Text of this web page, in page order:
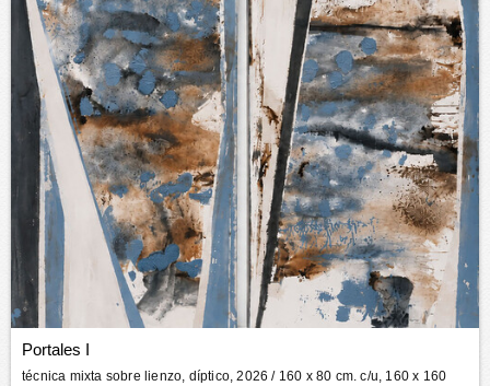
Portales I
técnica mixta sobre lienzo, díptico, 2026 / 160 x 80 cm. c/u, 160 x 160